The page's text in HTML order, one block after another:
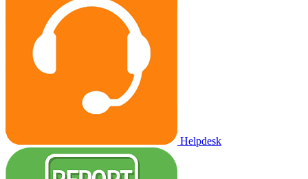
Helpdesk